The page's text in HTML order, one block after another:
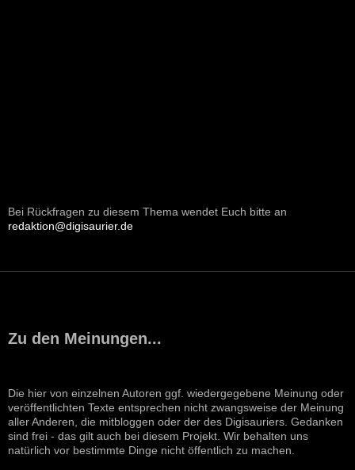
Bei Rückfragen zu diesem Thema wendet Euch bitte an
redaktion@digisaurier.de
Zu den Meinungen...
Die hier von einzelnen Autoren ggf. wiedergegebene Meinung oder
veröffentlichten Texte entsprechen nicht zwangsweise der Meinung
aller Anderen, die mitbloggen oder der des Digisauriers. Gedanken
sind frei - das gilt auch bei diesem Projekt. Wir behalten uns
natürlich vor bestimmte Dinge nicht öffentlich zu machen.